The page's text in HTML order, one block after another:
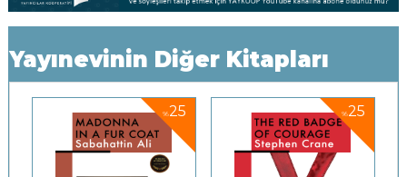
Yayınevinin Diğer Kitapları
%25 %25